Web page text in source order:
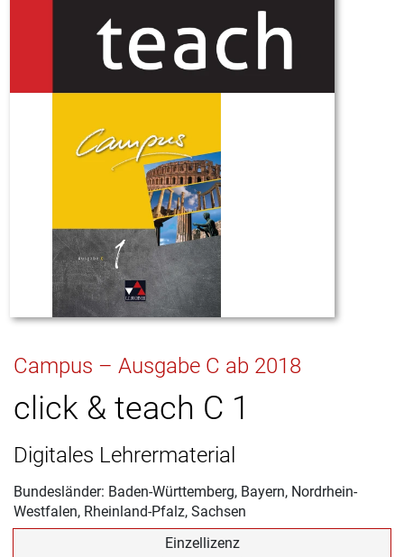
Campus – Ausgabe C ab 2018
click & teach C 1
Digitales Lehrermaterial
Bundesländer: Baden-Württemberg, Bayern, Nordrhein-
Westfalen, Rheinland-Pfalz, Sachsen
Einzellizenz